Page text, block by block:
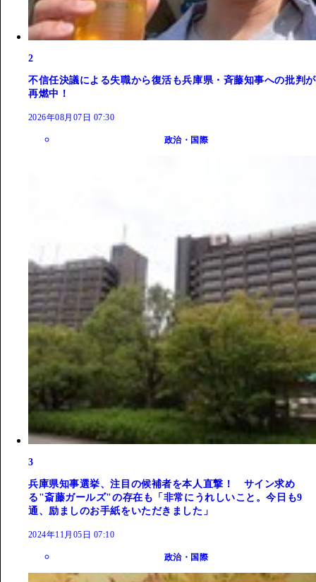
2
不信任決議による失職から復活も兵庫県・斉藤知事への批判が
再燃中！
2026年08月07日 07:30
政治・国際
3
兵庫県知事選挙、注目の候補者を本人直撃！ サイン求め
る"斎藤ガールズ"の存在も「非常にうれしいこと。今日も9
通、励ましのお手紙をいただきました」
2024年11月05日 07:10
政治・国際